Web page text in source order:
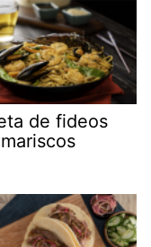
de fideos